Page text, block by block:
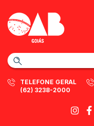
TELEFONE GERAL
(62) 3238-2000